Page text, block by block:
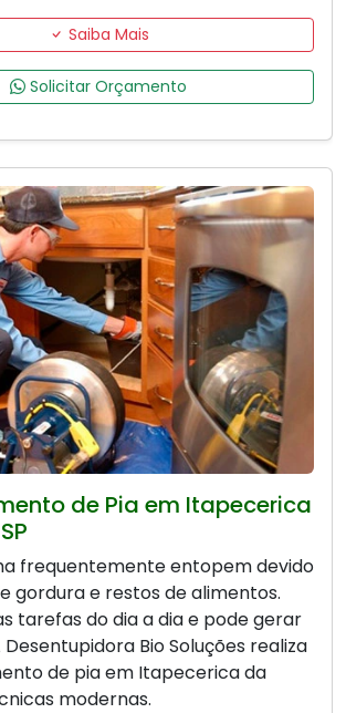
Saiba Mais
Solicitar Orçamento
de Pia em Itapecerica
frequentemente entopem devido
gordura e restos de alimentos.
tarefas do dia a dia e pode gerar
Bio Soluções realiza
de pia em Itapecerica da
modernas.